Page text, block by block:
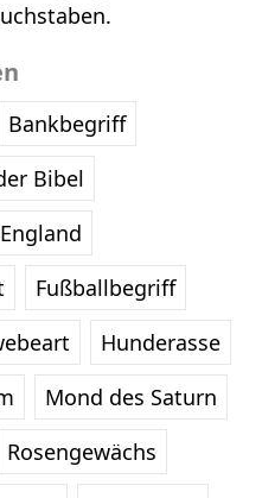
Bankbegriff
Bibel
Fußballbegriff
Hunderasse
Mond des Saturn
Rosengewächs